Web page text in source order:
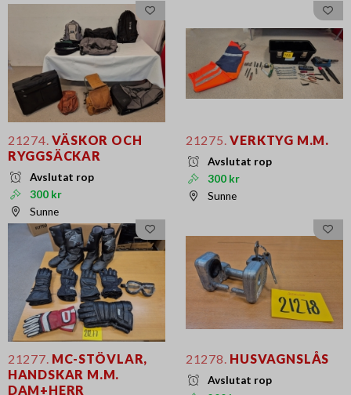
21274. VÄSKOR OCH
RYGGSÄCKAR
Avslutat rop
300 kr
Sunne
21275. VERKTYG M.M.
Avslutat rop
300 kr
Sunne
21277. MC-STÖVLAR,
HANDSKAR M.M.
DAM+HERR
21278. HUSVAGNSLÅS
Avslutat rop